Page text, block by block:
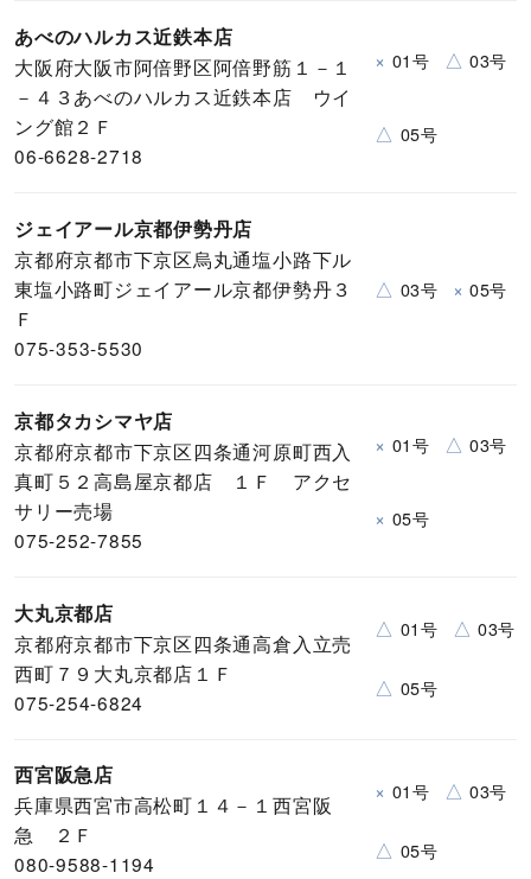
あべのハルカス近鉄本店
大阪府大阪市阿倍野区阿倍野筋１－１
－４３あべのハルカス近鉄本店 ウイ
ング館２Ｆ
06-6628-2718
× 01号 △ 03号
△ 05号
ジェイアール京都伊勢丹店
京都府京都市下京区烏丸通塩小路下ル
東塩小路町ジェイアール京都伊勢丹３
Ｆ
075-353-5530
△ 03号 × 05号
京都タカシマヤ店
京都府京都市下京区四条通河原町西入
真町５２高島屋京都店 １Ｆ アクセ
サリー売場
075-252-7855
× 01号 △ 03号
× 05号
大丸京都店
京都府京都市下京区四条通高倉入立売
西町７９大丸京都店１Ｆ
075-254-6824
△ 01号 △ 03号
△ 05号
西宮阪急店
兵庫県西宮市高松町１４－１西宮阪
急 ２Ｆ
080-9588-1194
× 01号 △ 03号
△ 05号